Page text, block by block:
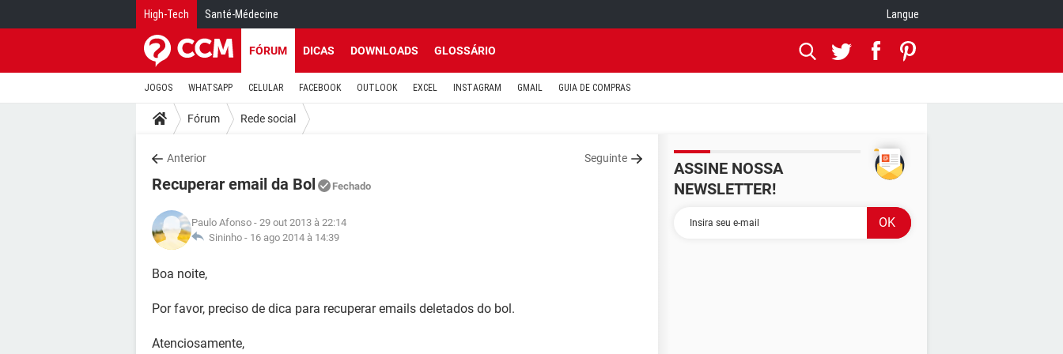
High-Tech Santé-Médecine Langue
FÓRUM DICAS DOWNLOADS GLOSSÁRIO
JOGOS WHATSAPP CELULAR FACEBOOK OUTLOOK EXCEL INSTAGRAM GMAIL GUIA DE COMPRAS
Fórum Rede social
Anterior Seguinte
Recuperar email da Bol Fechado
Paulo Afonso - 29 out 2013 à 22:14
Sininho - 16 ago 2014 à 14:39
Boa noite,
Por favor, preciso de dica para recuperar emails deletados do bol.
Atenciosamente,
ASSINE NOSSA
NEWSLETTER!